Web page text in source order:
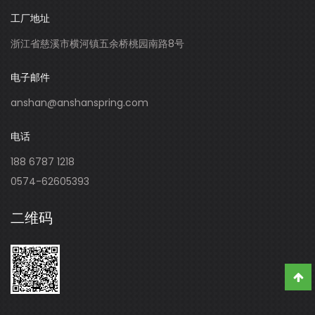
工厂地址
浙江省慈溪市横河镇五余桥桃园南路8号
电子邮件
anshan@anshanspring.com
电话
188 6787 1218
0574-62605393
二维码